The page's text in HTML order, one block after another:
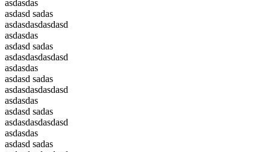
asdasdas
asdasd sadas
asdasdasdasdasd
asdasdas
asdasd sadas
asdasdasdasdasd
asdasdas
asdasd sadas
asdasdasdasdasd
asdasdas
asdasd sadas
asdasdasdasdasd
asdasdas
asdasd sadas